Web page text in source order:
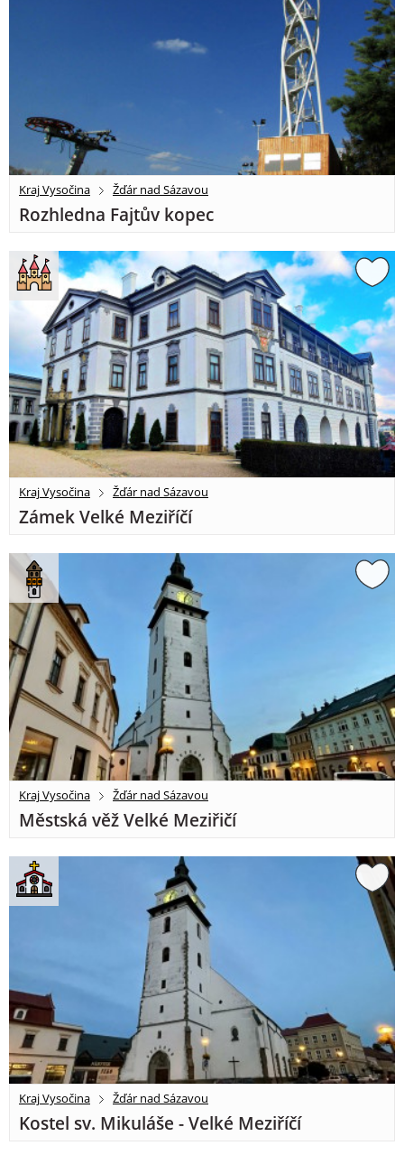
Kraj Vysočina Žďár nad Sázavou
Rozhledna Fajtův kopec
Kraj Vysočina Žďár nad Sázavou
Zámek Velké Meziříčí
Kraj Vysočina Žďár nad Sázavou
Městská věž Velké Meziřičí
Kraj Vysočina Žďár nad Sázavou
Kostel sv. Mikuláše - Velké Meziříčí